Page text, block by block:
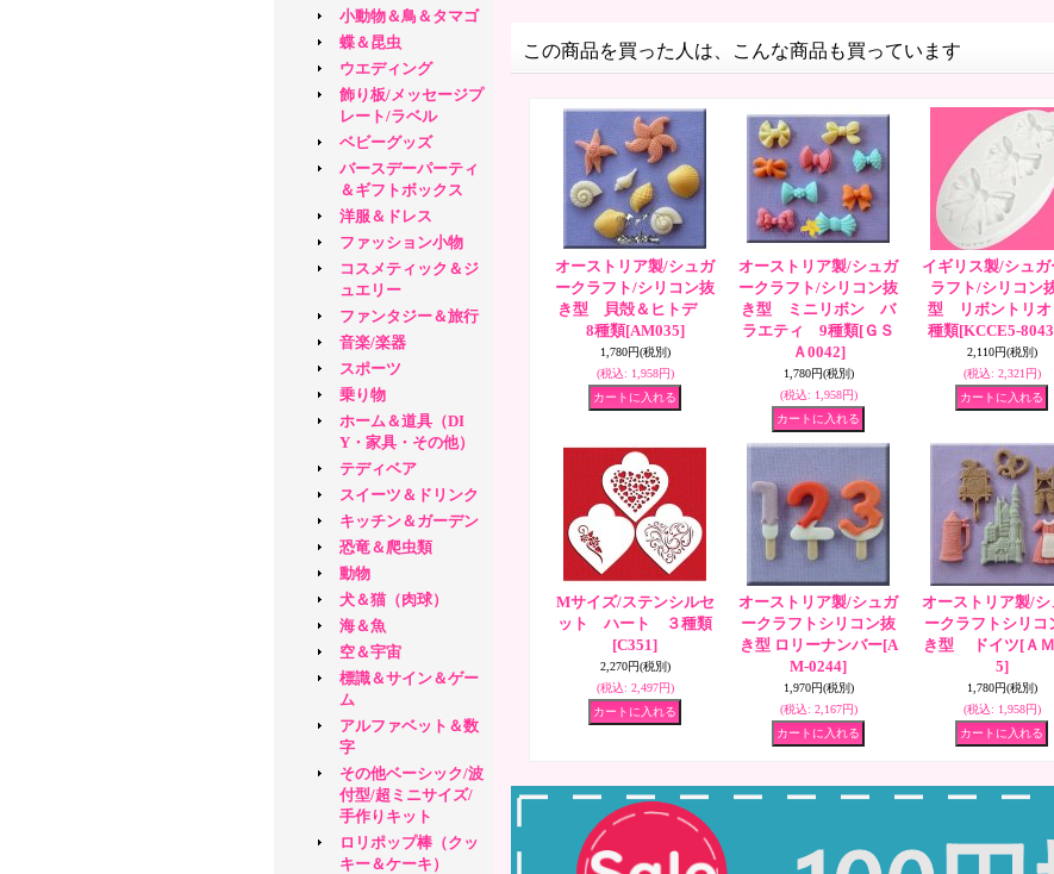
小動物＆鳥＆タマゴ
蝶＆昆虫
ウエディング
飾り板/メッセージプ
レート/ラベル
ベビーグッズ
バースデーパーティ
＆ギフトボックス
洋服＆ドレス
ファッション小物
コスメティック＆ジ
ュエリー
ファンタジー＆旅行
音楽/楽器
スポーツ
乗り物
ホーム＆道具（DI
Y・家具・その他）
テディベア
スイーツ＆ドリンク
キッチン＆ガーデン
恐竜＆爬虫類
動物
犬＆猫（肉球）
海＆魚
空＆宇宙
標識＆サイン＆ゲー
ム
アルファベット＆数
字
その他ベーシック/波
付型/超ミニサイズ/
手作りキット
ロリポップ棒（クッ
キー＆ケーキ）
この商品を買った人は、こんな商品も買っています
オーストリア製/シュガ
ークラフト/シリコン抜
き型 貝殻＆ヒトデ
8種類[AM035]
1,780円(税別)
(税込: 1,958円)
オーストリア製/シュガ
ークラフト/シリコン抜
き型 ミニリボン バ
ラエティ 9種類[ＧＳ
Ａ0042]
1,780円(税別)
(税込: 1,958円)
イギリス製/シュガ
ラフト/シリコン
型 リボントリ
種類[KCCE5-
2,110円(税別)
(税込: 2,321円)
Mサイズ/ステンシルセ
ット ハート ３種類
[C351]
2,270円(税別)
(税込: 2,497円)
オーストリア製/シュガ
ークラフトシリコン抜
き型 ロリーナンバー[A
M-0244]
1,970円(税別)
(税込: 2,167円)
オーストリア製/シ
ークラフトシリコ
き型 ドイツ[Ａ
5]
1,780円(税別)
(税込: 1,958円)